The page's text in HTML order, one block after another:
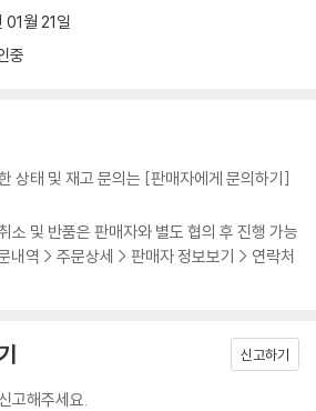
월 21일
중
상태 및 재고 문의는 [판매자에게 문의하기]
소 및 반품은 판매자와 별도 협의 후 진행 가능
내역 > 주문상세 > 판매자 정보보기 > 연락처
신고하기
고해주세요.